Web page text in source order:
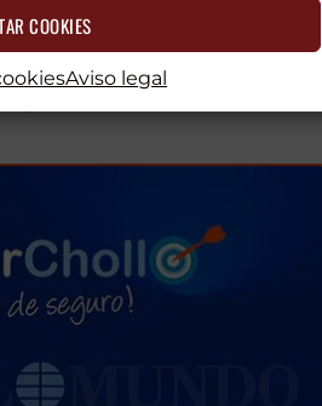
COOKIES
Aviso legal
han realizado labores de
en el vehículo. La